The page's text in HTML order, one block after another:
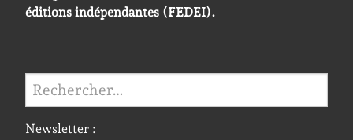
éditions indépendantes (FEDEI).
Rechercher :
Newsletter :